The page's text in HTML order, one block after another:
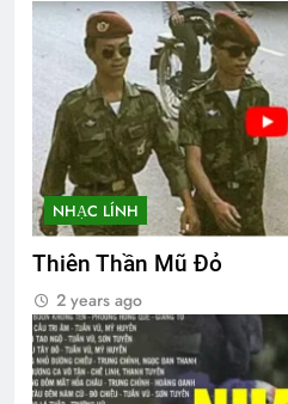
NHẠC LÍNH
Thiên Thần Mũ Đỏ
2 years ago